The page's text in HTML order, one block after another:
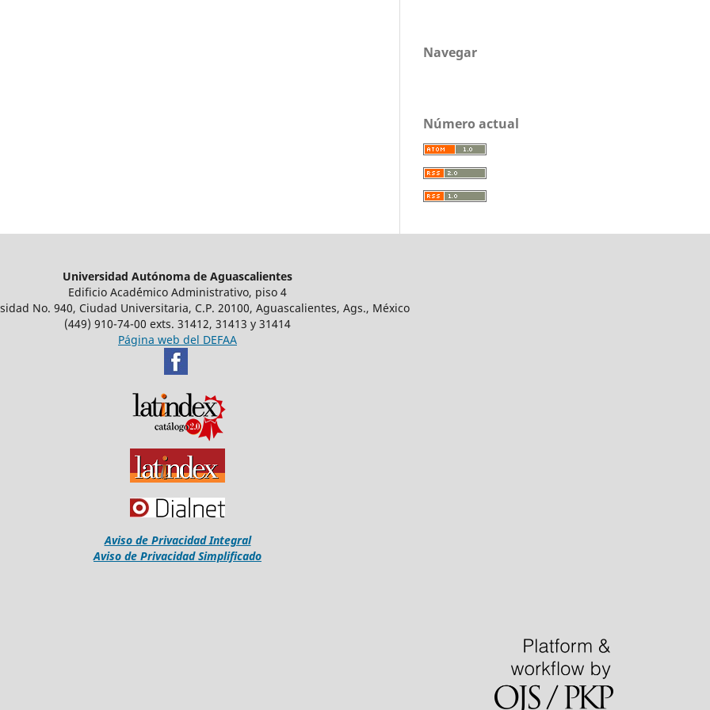
Navegar
Número actual
Universidad Autónoma de Aguascalientes
Edificio Acad´émico Administrativo, piso 4
No. 940, Ciudad Universitaria, C.P. 20100, Aguascalientes, Ags., México
(449) 910-74-00 exts. 31412, 31413 y 31414
Página web del DEFAA
Aviso de Privacidad Integral
Aviso de Privacidad Simplificado